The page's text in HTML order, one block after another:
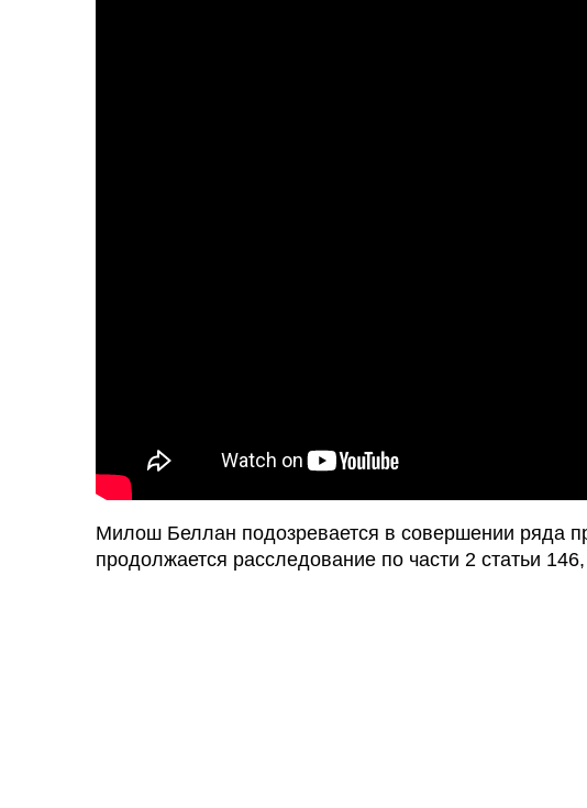
Милош Беллан подозревается в совершении ряда
продолжается расследование по части 2 статьи